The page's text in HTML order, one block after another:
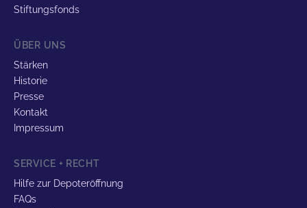
Stiftungsfonds
ÜBER UNS
Stärken
Historie
Presse
Kontakt
Impressum
SERVICE + RECHT
Hilfe zur Depoteröffnung
FAQs